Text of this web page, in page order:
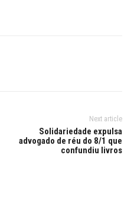
Next article
Solidariedade expulsa
advogado de réu do 8/1 que
confundiu livros